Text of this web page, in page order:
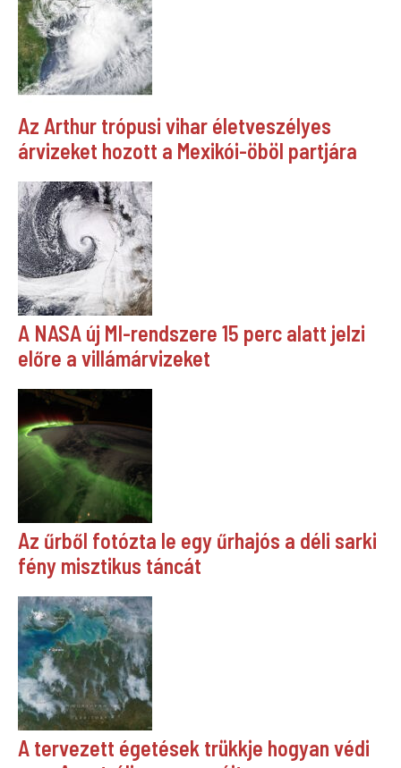
Az Arthur trópusi vihar életveszélyes
árvizeket hozott a Mexikói-öböl partjára
A NASA új MI-rendszere 15 perc alatt jelzi
előre a villámárvizeket
Az űrből fotózta le egy űrhajós a déli sarki
fény misztikus táncát
A tervezett égetések trükkje hogyan védi